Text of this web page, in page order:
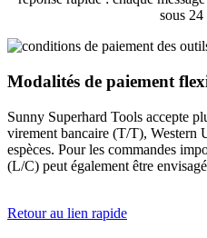
sous 24
Modalités de paiement
Sunny Superhard Tools accepte
virement bancaire (T/T), Western
espèces. Pour les commandes
(L/C) peut également être
Retour au lien rapide